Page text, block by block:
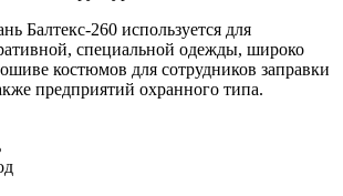
Балтекс-260 используется для
специальной одежды, широко
костюмов для сотрудников заправки
предприятий охранного типа.